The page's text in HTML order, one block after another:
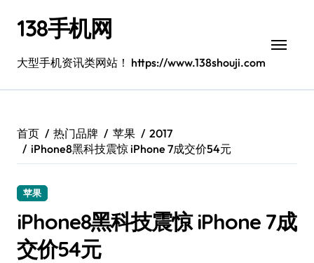
138手机网
大型手机资讯类网站！ https://www.138shouji.com
首页 热门品牌 苹果
2017
iPhone8黑科技震惊 iPhone 7成交价54元
苹果
iPhone8黑科技震惊 iPhone 7成
交价54元